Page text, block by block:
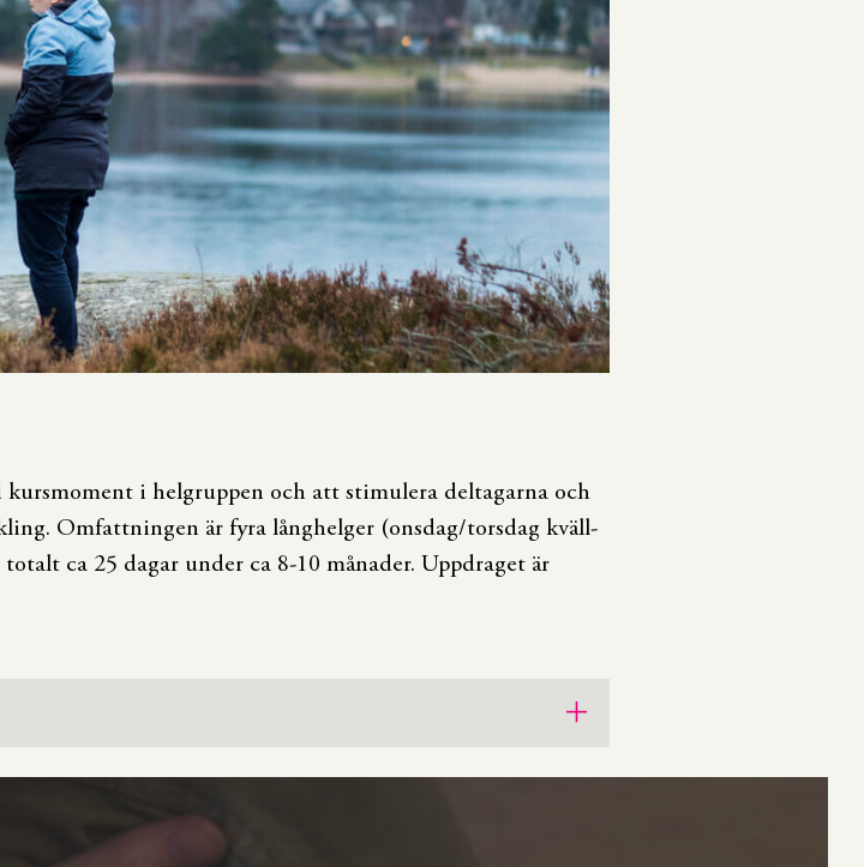
i helgruppen och att stimulera deltagarna och
Omfattningen är fyra långhelger (onsdag/torsdag kväll-
ca 25 dagar under ca 8-10 månader. Uppdraget är